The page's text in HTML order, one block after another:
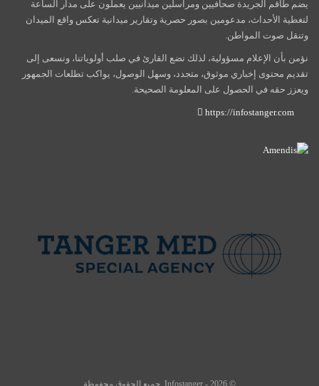
يضم طاقم الجريدة صحافيين ومراسلين ميدانيين يعملون على مدار الساعة
لتغطية الأحداث، مدعومين بصور حصرية وتقارير ميدانية تعكس واقع الميدان
وتنقل صوت المواطن.
نؤمن بأن الإعلام مسؤولية، لذلك نضع القارئ في صلب أولوياتنا، ونسعى إلى
تقديم محتوى إخباري موثوق، متجدد، وسهل الوصول، يواكب تطلعات الجمهور
ويعزز حقه في الحصول على المعلومة الصحيحة.
https://infostanger.com